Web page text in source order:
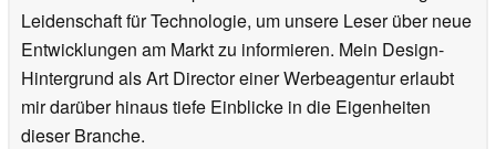
Leidenschaft für Technologie, um unsere Leser über neue
Entwicklungen am Markt zu informieren. Mein Design-
Hintergrund als Art Director einer Werbeagentur erlaubt
mir darüber hinaus tiefe Einblicke in die Eigenheiten
dieser Branche.